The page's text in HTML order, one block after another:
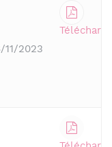
11/2023